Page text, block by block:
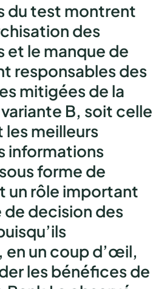
du test montrent
des
et le manque de
responsables des
mitigées de la
variante B, soit celle
les meilleurs
informations
forme de
un rôle important
de decision des
un coup d’œil,
les bénéfices de